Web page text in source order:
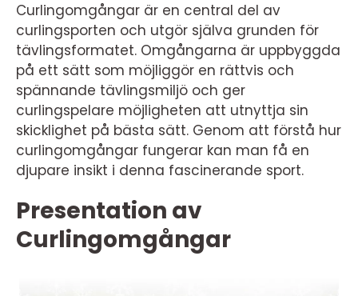
Curlingomgångar är en central del av
curlingsporten och utgör själva grunden för
tävlingsformatet. Omgångarna är uppbyggda
på ett sätt som möjliggör en rättvis och
spännande tävlingsmiljö och ger
curlingspelare möjligheten att utnyttja sin
skicklighet på bästa sätt. Genom att förstå hur
curlingomgångar fungerar kan man få en
djupare insikt i denna fascinerande sport.
Presentation av
Curlingomgångar